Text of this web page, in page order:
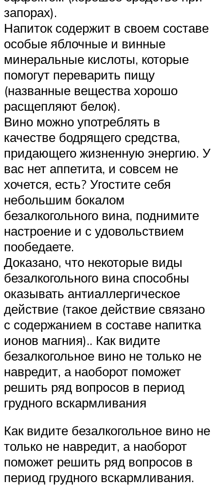
запорах).
Напиток содержит в своем составе
особые яблочные и винные
минеральные кислоты, которые
помогут переварить пищу
(названные вещества хорошо
расщепляют белок).
Вино можно употреблять в
качестве бодрящего средства,
придающего жизненную энергию. У
вас нет аппетита, и совсем не
хочется, есть? Угостите себя
небольшим бокалом
безалкогольного вина, поднимите
настроение и с удовольствием
пообедаете.
Доказано, что некоторые виды
безалкогольного вина способны
оказывать антиаллергическое
действие (такое действие связано
с содержанием в составе напитка
ионов магния).. Как видите
безалкогольное вино не только не
навредит, а наоборот поможет
решить ряд вопросов в период
грудного вскармливания
Как видите безалкогольное вино не
только не навредит, а наоборот
поможет решить ряд вопросов в
период грудного вскармливания.